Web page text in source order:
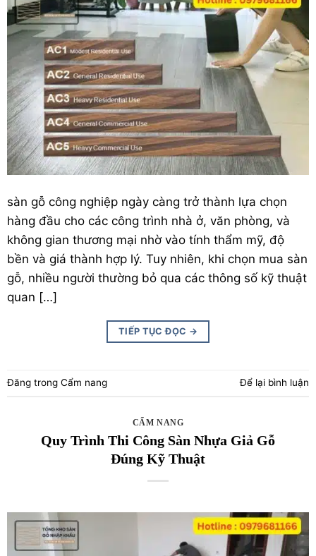
sàn gỗ công nghiệp ngày càng trở thành lựa chọn
hàng đầu cho các công trình nhà ở, văn phòng, và
không gian thương mại nhờ vào tính thẩm mỹ, độ
bền và giá thành hợp lý. Tuy nhiên, khi chọn mua sàn
gỗ, nhiều người thường bỏ qua các thông số kỹ thuật
quan […]
TIẾP TỤC ĐỌC →
Đăng trong Cẩm nang Để lại bình luận
CẨM NANG
Quy Trình Thi Công Sàn Nhựa Giả Gỗ
Đúng Kỹ Thuật